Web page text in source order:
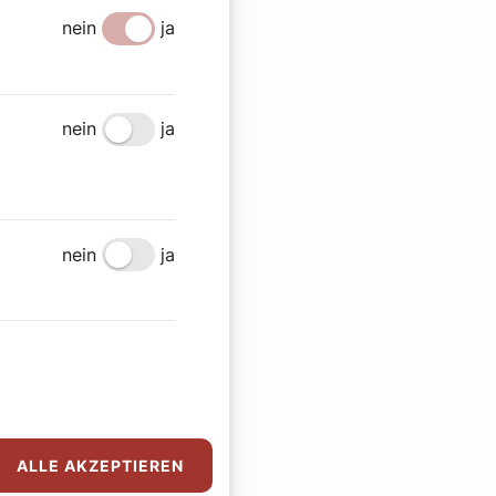
nein
ja
nein ja
nein
ja
ALLE AKZEPTIEREN